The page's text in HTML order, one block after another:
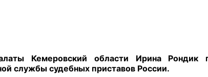
Кемеровский области Ирина Рондик
службы судебных приставов России.